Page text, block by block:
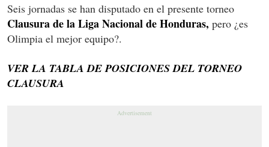
Seis jornadas se han disputado en el presente torneo
Clausura de la Liga Nacional de Honduras, pero ¿es
Olimpia el mejor equipo?.
VER LA TABLA DE POSICIONES DEL TORNEO
CLAUSURA